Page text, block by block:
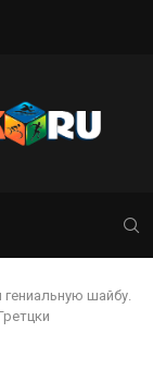
шайбу.